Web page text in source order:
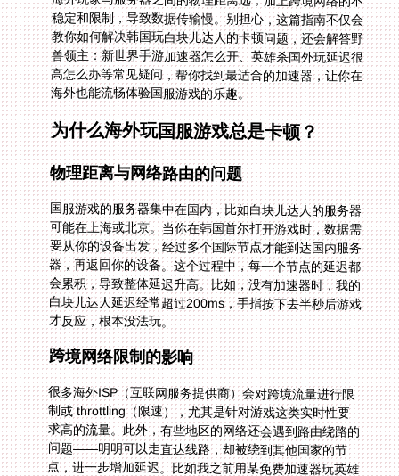
海外也能流畅体验国服游戏的乐趣。
为什么海外玩国服游戏总是卡顿？
物理距离与网络路由的问题
国服游戏的服务器集中在国内，比如白块儿达人的服务器
可能在上海或北京。当你在韩国首尔打开游戏时，数据需
要从你的设备出发，经过多个国际节点才能到达国内服务
器，再返回你的设备。这个过程中，每一个节点的延迟都
会累积，导致整体延迟升高。比如，没有加速器时，我的
白块儿达人延迟经常超过200ms，手指按下去半秒后游戏
才反应，根本没法玩。
跨境网络限制的影响
很多海外ISP（互联网服务提供商）会对跨境流量进行限
制或 throttling（限速），尤其是针对游戏这类实时性要
求高的流量。此外，有些地区的网络还会遇到路由绕路的
问题——明明可以走直达线路，却被绕到其他国家的节
点，进一步增加延迟。比如我之前用某免费加速器玩英雄